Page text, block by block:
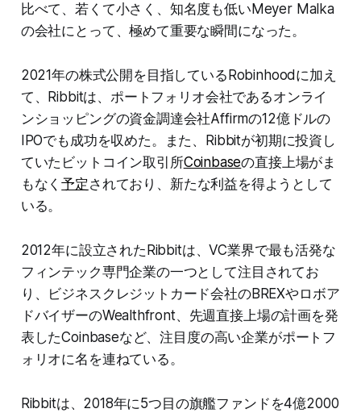
比べて、若くて小さく、知名度も低いMeyer Malka
の会社にとって、極めて重要な瞬間になった。
2021年の株式公開を目指しているRobinhoodに加え
て、Ribbitは、ポートフォリオ会社であるオンライ
ンショッピングの資金調達会社Affirmの12億ドルの
IPOでも成功を収めた。また、Ribbitが初期に投資し
ていたビットコイン取引所Coinbaseの直接上場がま
もなく予定 されており、新たな利益を得ようとして
いる。
2012年に設立されたRibbitは、VC業界で最も活発な
フィンテック専門企業の一つとして注目されてお
り、ビジネスクレジットカード会社のBREXやロボア
ドバイザーのWealthfront、先週直接上場の計画を発
表したCoinbaseなど、注目度の高い企業がポートフ
ォリオに名を連ねている。
Ribbitは、2018年に5つ目の旗艦ファンドを4億2000